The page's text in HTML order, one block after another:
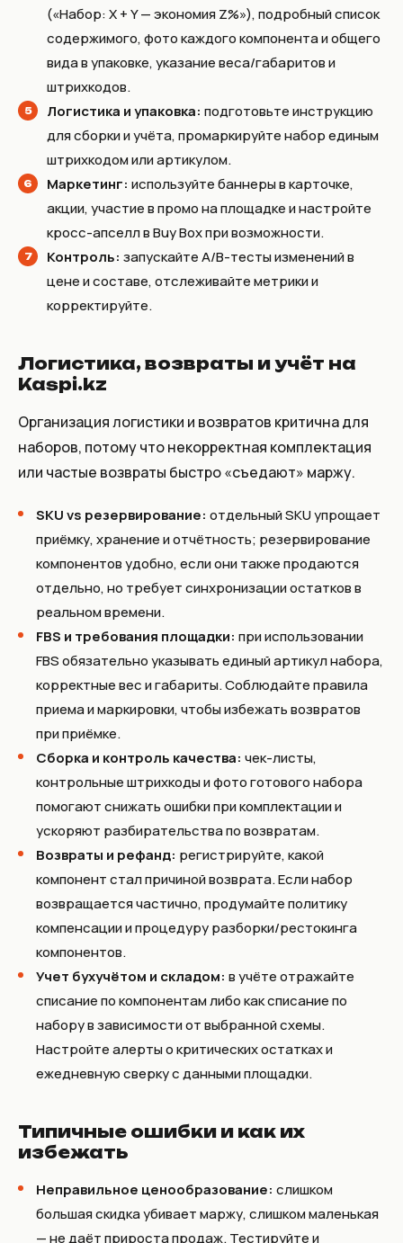
(«Набор: X + Y — экономия Z%»), подробный список
содержимого, фото каждого компонента и общего
вида в упаковке, указание веса/габаритов и
штрихкодов.
Логистика и упаковка: подготовьте инструкцию
для сборки и учёта, промаркируйте набор единым
штрихкодом или артикулом.
Маркетинг: используйте баннеры в карточке,
акции, участие в промо на площадке и настройте
кросс-апселл в Buy Box при возможности.
Контроль: запускайте A/B-тесты изменений в
цене и составе, отслеживайте метрики и
корректируйте.
Логистика, возвраты и учёт на
Kaspi.kz
Организация логистики и возвратов критична для
наборов, потому что некорректная комплектация
или частые возвраты быстро «съедают» маржу.
SKU vs резервирование: отдельный SKU упрощает
приёмку, хранение и отчётность; резервирование
компонентов удобно, если они также продаются
отдельно, но требует синхронизации остатков в
реальном времени.
FBS и требования площадки: при использовании
FBS обязательно указывать единый артикул набора,
корректные вес и габариты. Соблюдайте правила
приема и маркировки, чтобы избежать возвратов
при приёмке.
Сборка и контроль качества: чек-листы,
контрольные штрихкоды и фото готового набора
помогают снижать ошибки при комплектации и
ускоряют разбирательства по возвратам.
Возвраты и рефанд: регистрируйте, какой
компонент стал причиной возврата. Если набор
возвращается частично, продумайте политику
компенсации и процедуру разборки/рестокинга
компонентов.
Учет бухучётом и складом: в учёте отражайте
списание по компонентам либо как списание по
набору в зависимости от выбранной схемы.
Настройте алерты о критических остатках и
ежедневную сверку с данными площадки.
Типичные ошибки и как их
избежать
Неправильное ценообразование: слишком
большая скидка убивает маржу, слишком маленькая
— не даёт прироста продаж. Тестируйте и